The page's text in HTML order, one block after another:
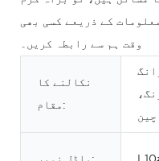
کے ذریعے کسی بھی
وقت ہم سے رابطہ کریں۔
نکالنے کا
مقام:
چین